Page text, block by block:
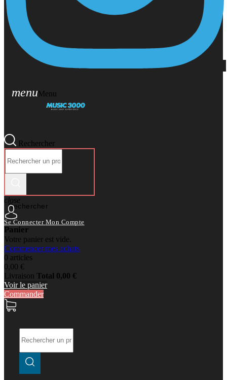
menuMenu
Rechercher
Rechercher
close
Se Connecter Mon Compte
Panier
Votre panier est vide.
Commencer mes achats
0 articles
0,00 €
Livraison Total 0,00 €
Voir le panier
Commander